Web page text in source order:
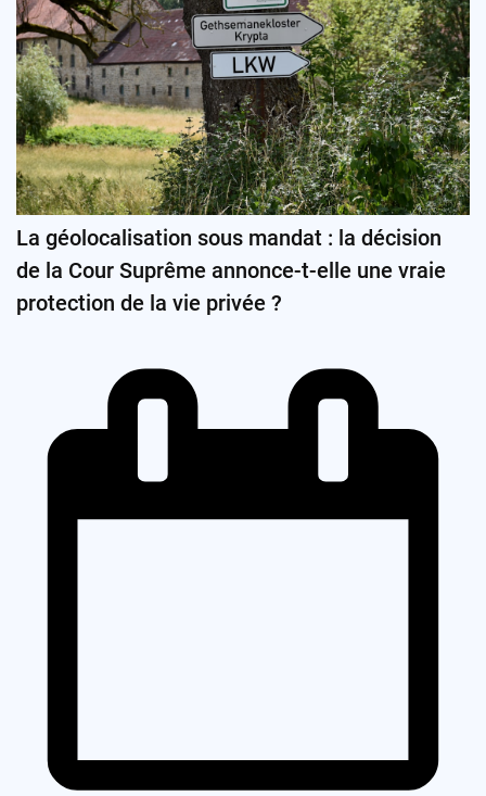
La géolocalisation sous mandat : la décision
de la Cour Suprême annonce-t-elle une vraie
protection de la vie privée ?